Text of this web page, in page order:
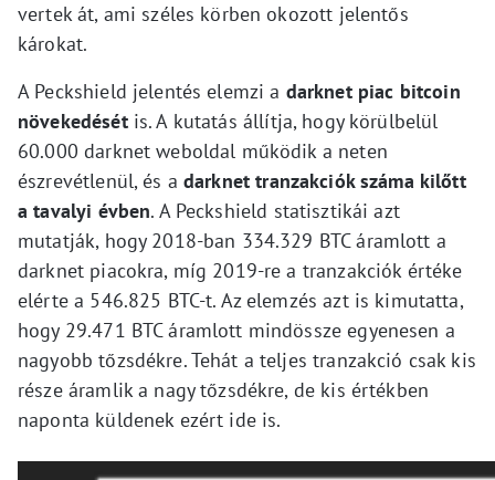
vertek át, ami széles körben okozott jelentős
károkat.
A Peckshield jelentés elemzi a darknet piac bitcoin
növekedésétis. A kutatás állítja, hogy körülbelül
60.000 darknet weboldal működik a neten
észrevétlenül, és a darknet tranzakciók száma kilőtt
a tavalyi évben. A Peckshield statisztikái azt
mutatják, hogy 2018-ban 334.329 BTC áramlott a
darknet piacokra, míg 2019-re a tranzakciók értéke
elérte a 546.825 BTC-t. Az elemzés azt is kimutatta,
hogy 29.471 BTC áramlott mindössze egyenesen a
nagyobb tőzsdékre. Tehát a teljes tranzakció csak kis
része áramlik a nagy tőzsdékre, de kis értékben
naponta küldenek ezért ide is.